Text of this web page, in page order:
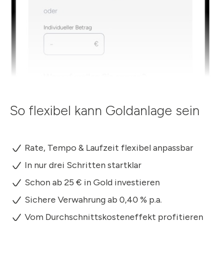
So flexibel kann Goldanlage sein
Rate, Tempo & Laufzeit flexibel anpassbar
In nur drei Schritten startklar
Schon ab 25 € in Gold investieren
Sichere Verwahrung ab 0,40 % p.a.
Vom Durchschnittskosteneffekt profitieren